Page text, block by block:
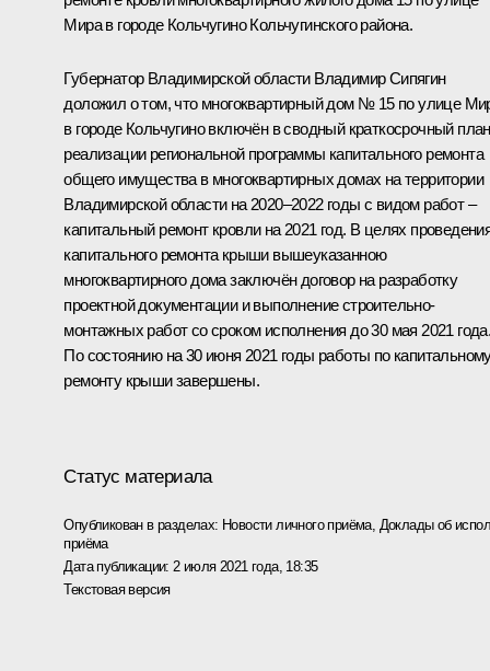
Мира в городе Кольчугино Кольчугинского района.
Губернатор Владимирской области Владимир Сипягин
доложил о том, что многоквартирный дом № 15 по улице
в городе Кольчугино включён в сводный краткосрочный план
реализации региональной программы капитального ремонта
общего имущества в многоквартирных домах на территории
Владимирской области на 2020–2022 годы с видом работ –
капитальный ремонт кровли на 2021 год. В целях
капитального ремонта крыши вышеуказанною
многоквартирного дома заключён договор на разработку
проектной документации и выполнение строительно-
монтажных работ со сроком исполнения до 30 мая 2021
По состоянию на 30 июня 2021 годы работы по
ремонту крыши завершены.
Статус материала
Опубликован в разделах: Новости личного приёма, Доклады об
приёма
Дата публикации: 2 июля 2021 года, 18:35
Текстовая версия